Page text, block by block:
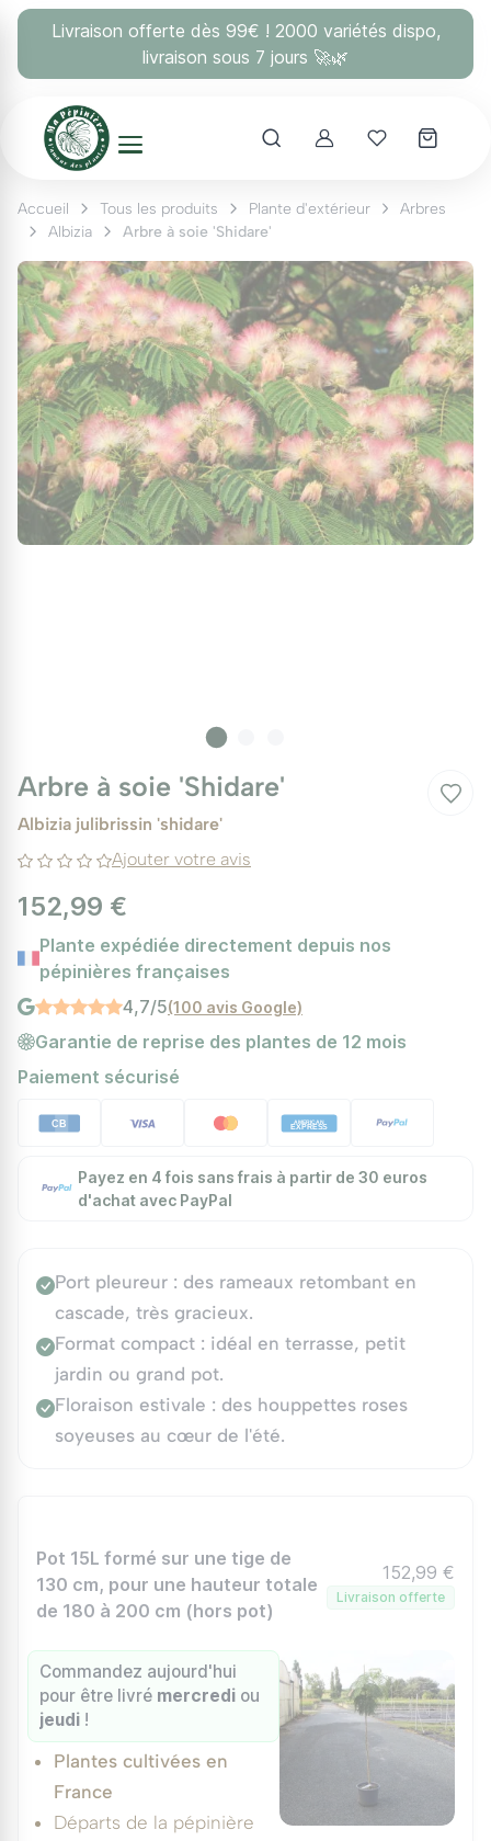
Livraison offerte dès 99€ ! 2000 variétés dispo,
livraison sous 7 jours 🚀🌿
AccountMes coups
Accueil Tous les produits Plante d'extérieur
Arbres
Albizia
Arbre à soie 'Shidare'
Arbre à soie 'Shidare'
Albizia julibrissin 'shidare'
Ajouter votre avis
152,99 €
Plante expédiée directement depuis nos
pépinières françaises
4,7/5(100 avis Google)
Garantie de reprise des plantes de 12 mois
Paiement sécurisé
Payez en 4 fois sans frais à partir de 30 euros
d'achat avec PayPal
Port pleureur : des rameaux retombant en
cascade, très gracieux.
Format compact : idéal en terrasse, petit
jardin ou grand pot.
Floraison estivale : des houppettes roses
soyeuses au cœur de l'été.
Pot 15L formé sur une tige de
130 cm, pour une hauteur totale
de 180 à 200 cm (hors pot)
152,99 €
Livraison offerte
Commandez aujourd'hui
pour être livré mercredi ou
jeudi !
Plantes cultivées en
France
Départs de la pépinière
Panneau de gestion des cookies